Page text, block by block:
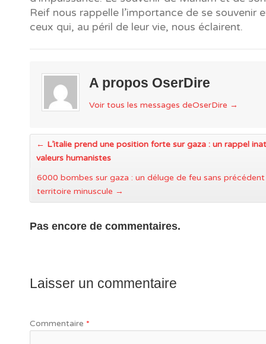
Reif nous rappelle l’importance de se souvenir
ceux qui, au péril de leur vie, nous éclairent.
A propos OserDire
Voir tous les messages deOserDire →
← L’italie prend une position forte sur gaza : un rappel
valeurs humanistes
6000 bombes sur gaza : un déluge de feu sans précédent
territoire minuscule →
Pas encore de commentaires.
Laisser un commentaire
Commentaire *